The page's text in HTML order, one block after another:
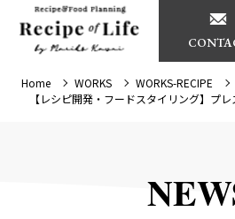
Home WORKS
WORKS-RECIPE
【レシピ開発・フードスタイリング】プ